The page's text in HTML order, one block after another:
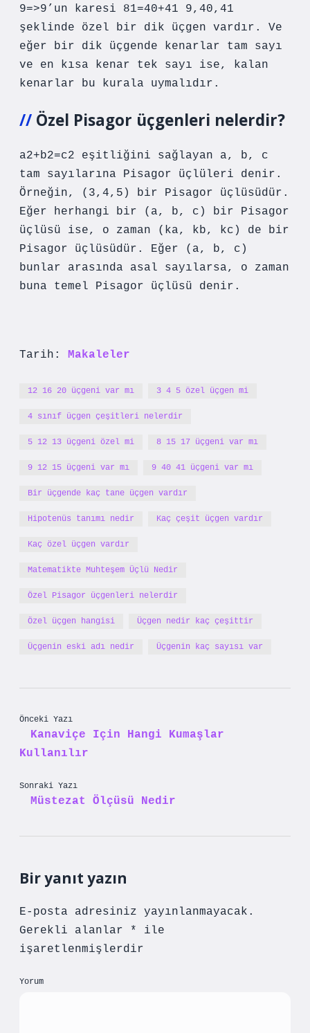
9=>9’un karesi 81=40+41 9,40,41
şeklinde özel bir dik üçgen vardır. Ve
eğer bir dik üçgende kenarlar tam sayı
ve en kısa kenar tek sayı ise, kalan
kenarlar bu kurala uymalıdır.
Özel Pisagor üçgenleri nelerdir?
a2+b2=c2 eşitliğini sağlayan a, b, c
tam sayılarına Pisagor üçlüleri denir.
Örneğin, (3,4,5) bir Pisagor üçlüsüdür.
Eğer herhangi bir (a, b, c) bir Pisagor
üçlüsü ise, o zaman (ka, kb, kc) de bir
Pisagor üçlüsüdür. Eğer (a, b, c)
bunlar arasında asal sayılarsa, o zaman
buna temel Pisagor üçlüsü denir.
Tarih: Makaleler
12 16 20 üçgeni var mı 3 4 5 özel üçgen mi
4 sınıf üçgen çeşitleri nelerdir
5 12 13 üçgeni özel mi 8 15 17 üçgeni var mı
9 12 15 üçgeni var mı 9 40 41 üçgeni var mı
Bir üçgende kaç tane üçgen vardır
Hipotenüs tanımı nedir Kaç çeşit üçgen vardır
Kaç özel üçgen vardır
Matematikte Muhteşem Üçlü Nedir
Özel Pisagor üçgenleri nelerdir
Özel üçgen hangisi Üçgen nedir kaç çeşittir
Üçgenin eski adı nedir Üçgenin kaç sayısı var
Önceki Yazı
Kanaviçe Için Hangi Kumaşlar
Kullanılır
Sonraki Yazı
Müstezat Ölçüsü Nedir
Bir yanıt yazın
E-posta adresiniz yayınlanmayacak.
Gerekli alanlar
*
ile
işaretlenmişlerdir
Yorum